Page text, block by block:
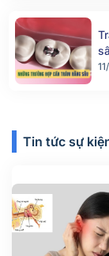
Tin tức sự